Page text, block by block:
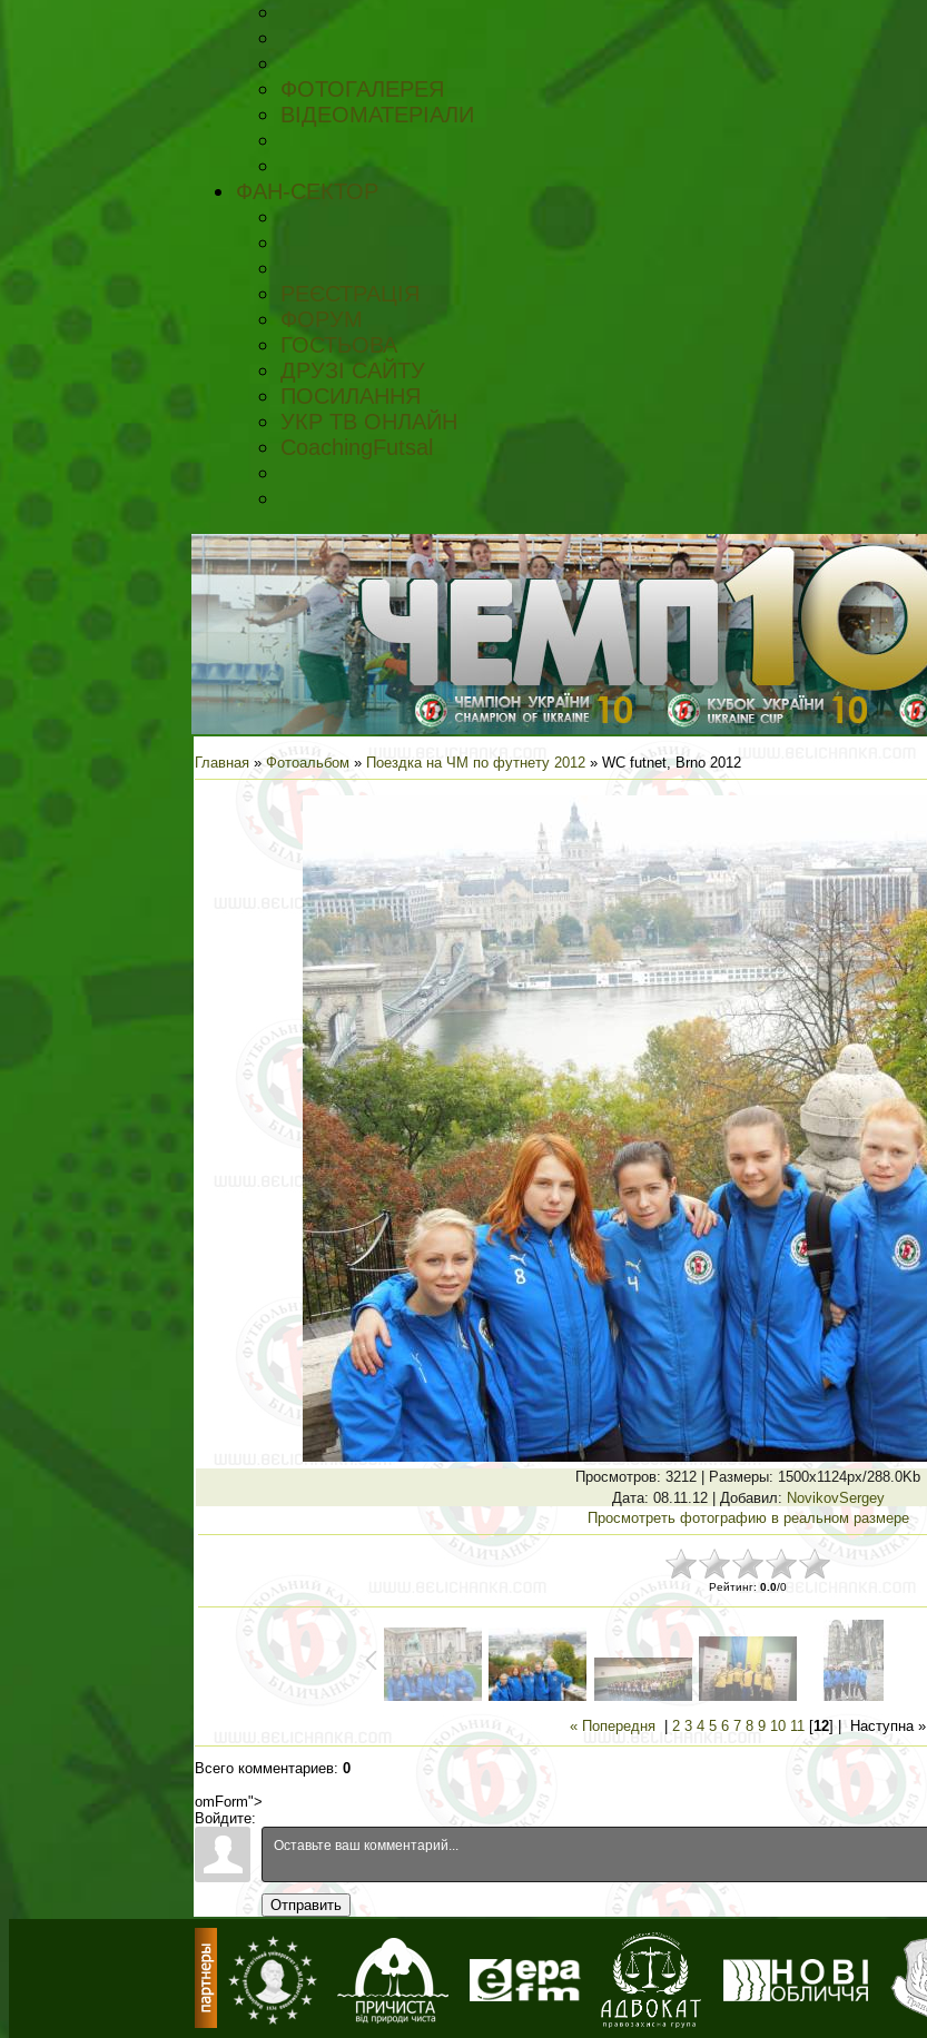
ФОТОГАЛЕРЕЯ
ВІДЕОМАТЕРІАЛИ
ФАН-СЕКТОР
РЕЄСТРАЦІЯ
ФОРУМ
ГОСТЬОВА
ДРУЗІ САЙТУ
ПОСИЛАННЯ
УКР ТВ ОНЛАЙН
CoachingFutsal
Главная »Фотоальбом » Поездка на ЧМ по футнету 2012 » WC futnet, Brno 2012
Просмотров: 3212 | Размеры: 1500x1124px/288.0Kb
Дата: 08.11.12 | Добавил: NovikovSergey
Просмотреть фотографию в реальном размере
Рейтинг: 0.0/0
« Попередня 2 3 4 5 6 7 8 9 10 11 [12] | Наступна »
Всего комментариев: 0
omForm">
Войдите:
Отправить